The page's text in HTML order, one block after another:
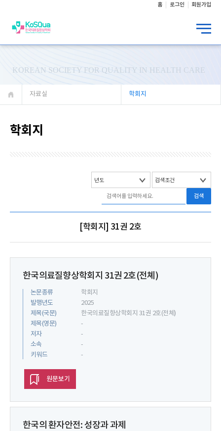
홈 로그인 회원가입
KOREAN SOCIETY FOR QUALITY IN HEALTH CARE
자료실 학회지
학회지
검색
[학회지] 31권 2호
한국의료질향상학회지 31권 2호(전쳬)
논문종류
학회지
발행년도
2025
제목(국문)
한국의료질향상학회지 31권 2호(전쳬)
제목(영문)
-
저자
-
소속
-
키워드
-
원문보기
한국의 환자안전: 성장과 과제